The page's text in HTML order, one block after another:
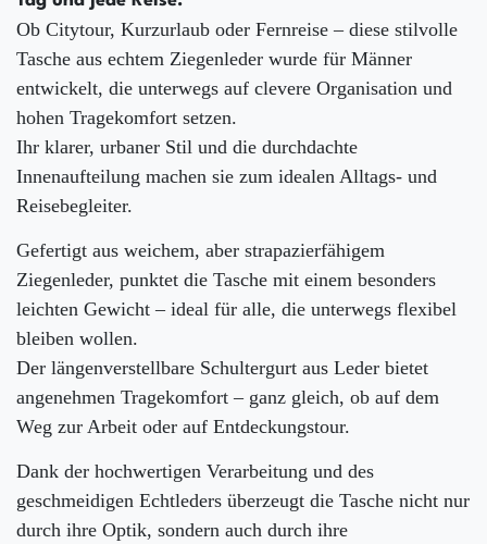
Ob Citytour, Kurzurlaub oder Fernreise – diese stilvolle
Tasche aus echtem Ziegenleder wurde für Männer
entwickelt, die unterwegs auf clevere Organisation und
hohen Tragekomfort setzen.
Ihr klarer, urbaner Stil und die durchdachte
Innenaufteilung machen sie zum idealen Alltags- und
Reisebegleiter.
Gefertigt aus weichem, aber strapazierfähigem
Ziegenleder, punktet die Tasche mit einem besonders
leichten Gewicht – ideal für alle, die unterwegs flexibel
bleiben wollen.
Der längenverstellbare Schultergurt aus Leder bietet
angenehmen Tragekomfort – ganz gleich, ob auf dem
Weg zur Arbeit oder auf Entdeckungstour.
Dank der hochwertigen Verarbeitung und des
geschmeidigen Echtleders überzeugt die Tasche nicht nur
durch ihre Optik, sondern auch durch ihre